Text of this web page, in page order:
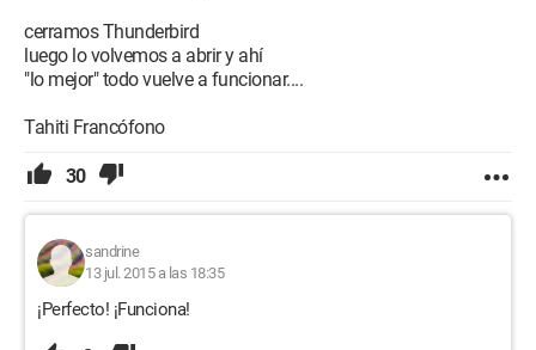
cerramos Thunderbird
luego lo volvemos a abrir y ahí
"lo mejor" todo vuelve a funcionar....
Tahiti Francófono
30
sandrine
13 jul. 2015 a las 18:35
¡Perfecto! ¡Funciona!